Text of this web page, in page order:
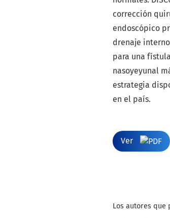
corrección
endoscópico
drenaje
para una
nasoyeyunal
estrategia
en el país.
Ver
Los autores que